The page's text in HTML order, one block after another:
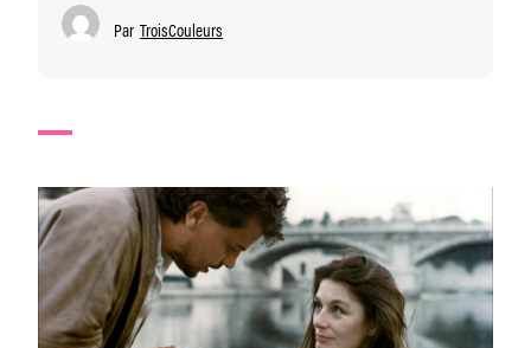
Par TroisCouleurs